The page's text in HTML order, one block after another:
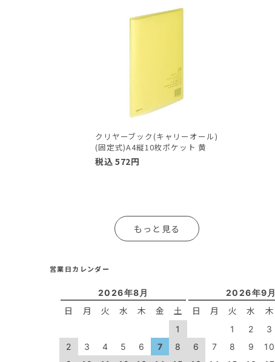
クリヤーブック(キャリーオール)
(固定式)A4縦10枚ポケット 黄
税込 572円
もっと見る
営業日カレンダー
2026年8月
日 月 火 水 木 金 土
1
2
3 4 5 6 7
8
2026年9月
日 月 火 水 木
1 2 3
6
7 8 9 10